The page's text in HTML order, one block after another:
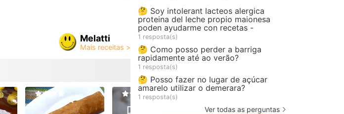
Melatti
🤔 Soy intolerant lacteos alergica
proteina del leche propio maionesa
poden ayudarme con recetas -
1 resposta(s)
🤔 Como posso perder a barriga
rapidamente até ao verão?
1 resposta(s)
🤔 Posso fazer no lugar de açúcar
amarelo utilizar o demerara?
1 resposta(s)
Ver todas as perguntas